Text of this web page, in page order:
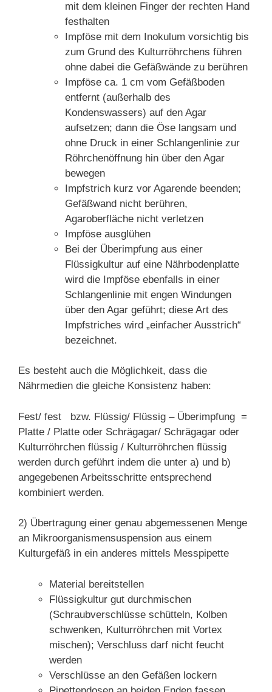
mit dem kleinen Finger der rechten Hand
festhalten
Impföse mit dem Inokulum vorsichtig bis
zum Grund des Kulturröhrchens führen
ohne dabei die Gefäßwände zu berühren
Impföse ca. 1 cm vom Gefäßboden
entfernt (außerhalb des
Kondenswassers) auf den Agar
aufsetzen; dann die Öse langsam und
ohne Druck in einer Schlangenlinie zur
Röhrchenöffnung hin über den Agar
bewegen
Impfstrich kurz vor Agarende beenden;
Gefäßwand nicht berühren,
Agaroberfläche nicht verletzen
Impföse ausglühen
Bei der Überimpfung aus einer
Flüssigkultur auf eine Nährbodenplatte
wird die Impföse ebenfalls in einer
Schlangenlinie mit engen Windungen
über den Agar geführt; diese Art des
Impfstriches wird „einfacher Ausstrich“
bezeichnet.
Es besteht auch die Möglichkeit, dass die
Nährmedien die gleiche Konsistenz haben:
Fest/ fest bzw. Flüssig/ Flüssig – Überimpfung =
Platte / Platte oder Schrägagar/ Schrägagar oder
Kulturröhrchen flüssig / Kulturröhrchen flüssig
werden durch geführt indem die unter a) und b)
angegebenen Arbeitsschritte entsprechend
kombiniert werden.
2) Übertragung einer genau abgemessenen Menge
an Mikroorganismensuspension aus einem
Kulturgefäß in ein anderes mittels Messpipette
Material bereitstellen
Flüssigkultur gut durchmischen
(Schraubverschlüsse schütteln, Kolben
schwenken, Kulturröhrchen mit Vortex
mischen); Verschluss darf nicht feucht
werden
Verschlüsse an den Gefäßen lockern